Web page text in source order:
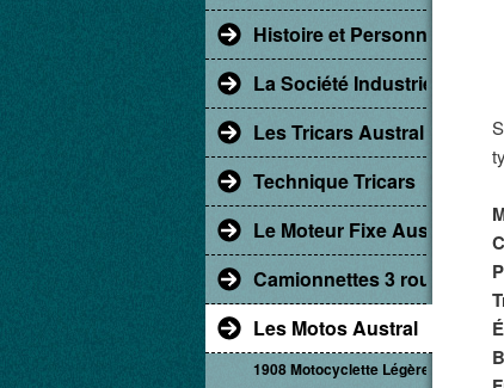
Histoire et Personnages
La Société Industrielle
Les Tricars Austral
Technique Tricars
Le Moteur Fixe Austral
Camionnettes 3 roues
Les Motos Austral
1908 Motocyclette Légère